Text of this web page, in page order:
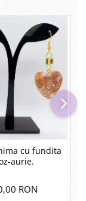
cu fundita
aurie.
RON